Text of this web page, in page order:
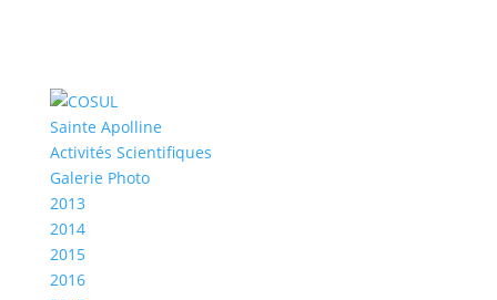
Sainte Apolline
Activités Scientifiques
Galerie Photo
2013
2014
2015
2016